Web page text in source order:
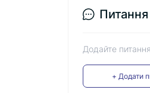
Питання
Додайте
+ Додати